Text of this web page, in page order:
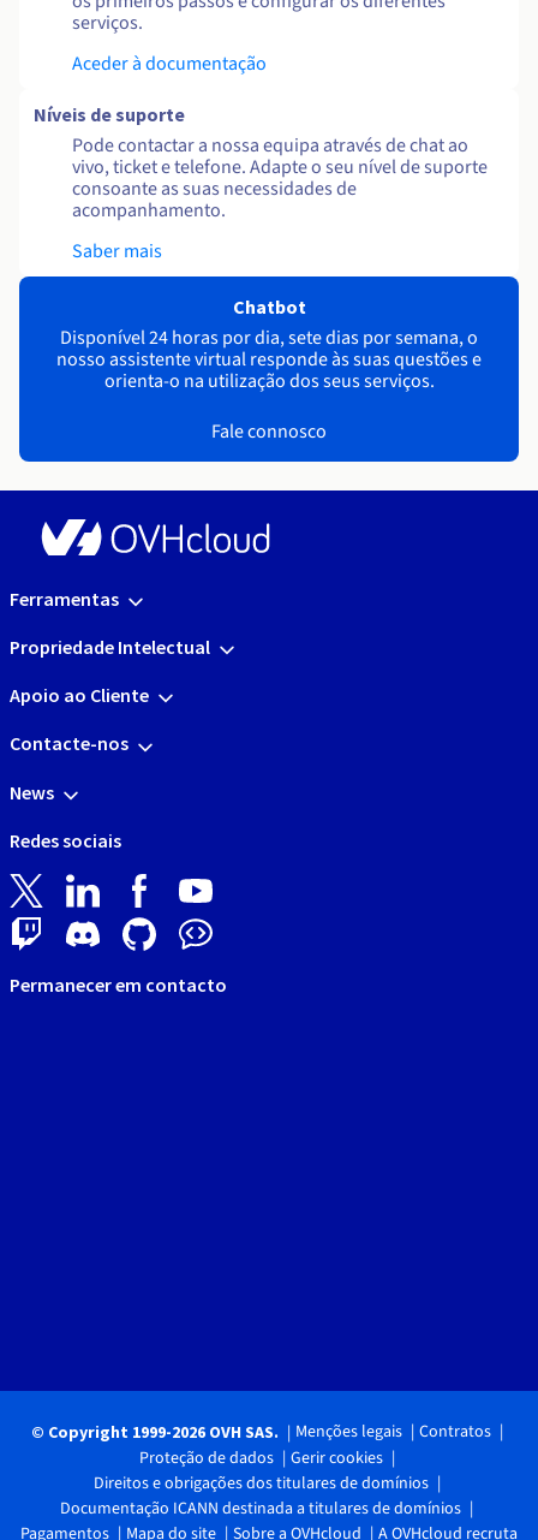
serviços.
Aceder à documentação
Níveis de suporte
Pode contactar a nossa equipa através de chat ao
vivo, ticket e telefone. Adapte o seu nível de suporte
consoante as suas necessidades de
acompanhamento.
Saber mais
Chatbot
Disponível 24 horas por dia, sete dias por semana, o
nosso assistente virtual responde às suas questões e
orienta-o na utilização dos seus serviços.
Fale connosco
Ferramentas
Propriedade Intelectual
Apoio ao Cliente
Contacte-nos
News
Redes sociais
Permanecer em contacto
© Copyright 1999-2026 OVH SAS. Menções legais
Contratos
Proteção de dados
Gerir cookies
Direitos e obrigações dos titulares de domínios
Documentação ICANN destinada a titulares de domínios
Pagamentos
Mapa do site Sobre a OVHcloud A OVHcloud recruta